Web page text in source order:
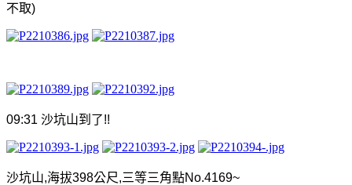
不取)
09:31 沙坑山到了!!
沙坑山,海拔398公尺,三等三角點No.4169~